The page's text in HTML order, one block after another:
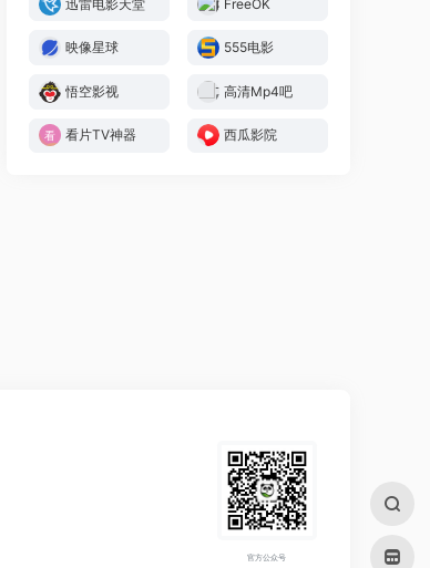
迅雷电影天堂 FreeOK
映像星球 555电影
悟空影视 高清Mp4吧
看片TV神器 西瓜影院
官方公众号